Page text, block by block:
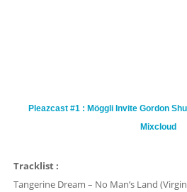
Pleazcast #1 : Möggli Invite Gordon
Mixcloud
Tracklist :
Tangerine Dream – No Man’s Land